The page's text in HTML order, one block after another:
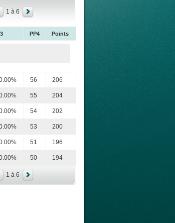
1 à 6
PP4 Points
56 206
55 204
54 202
53 200
51 196
50 194
1 à 6